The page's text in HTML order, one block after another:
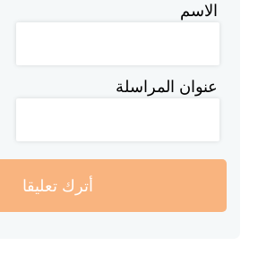
الاسم
عنوان المراسلة
أترك تعليقا